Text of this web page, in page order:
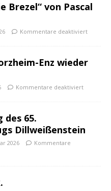
Brezel“ von Pascal
Kommentare deaktiviert
Enz wieder
Kommentare deaktiviert
des 65.
Dillweißenstein
2026
Kommentare